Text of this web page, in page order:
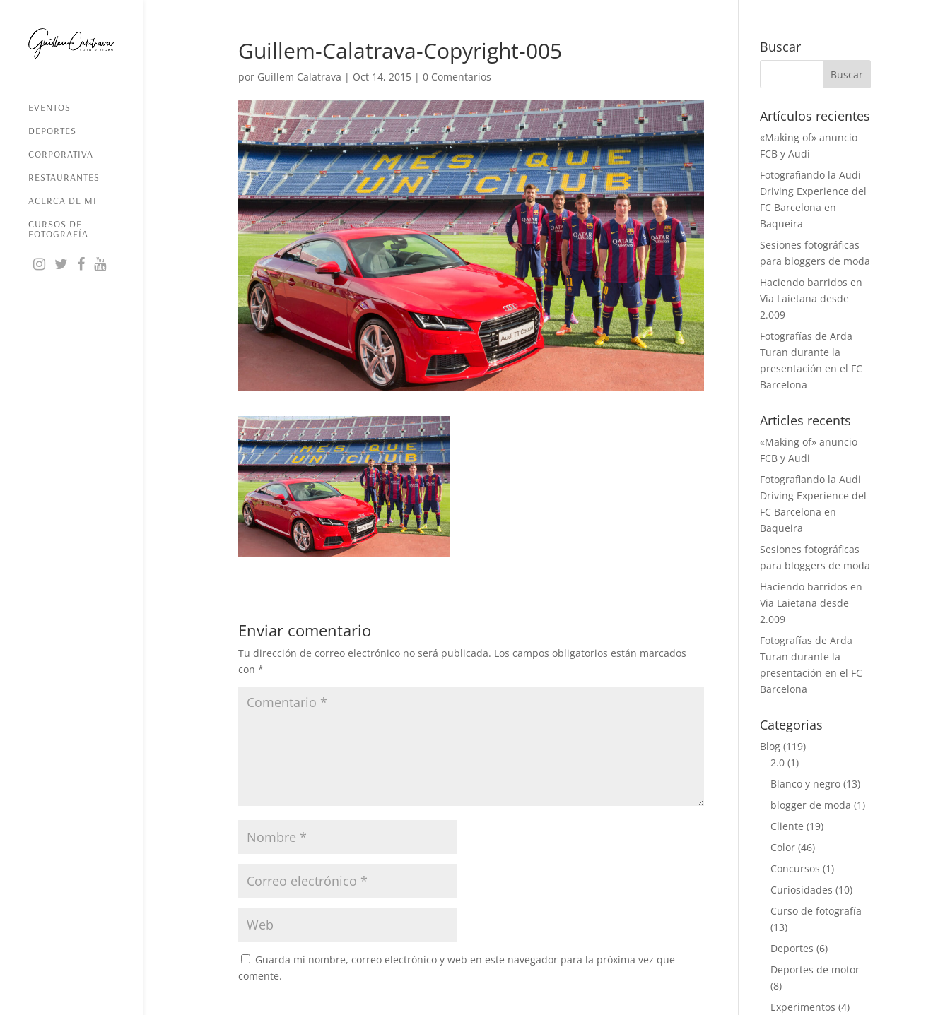
EVENTOS
DEPORTES
CORPORATIVA
RESTAURANTES
ACERCA DE MI
CURSOS DE
FOTOGRAFÍA
Guillem-Calatrava-Copyright-005
por Guillem Calatrava | Oct 14, 2015| 0 Comentarios
Enviar comentario
Tu dirección de correo electrónico no será publicada. Los campos obligatorios están marcados
con *
Guarda mi nombre, correo electrónico y web en este navegador para la próxima vez que
comente.
Buscar
Artículos recientes
«Making of» anuncio
FCB y Audi
Fotografiando la Audi
Driving Experience del
FC Barcelona en
Baqueira
Sesiones fotográficas
para bloggers de moda
Haciendo barridos en
Via Laietana desde
2.009
Fotografías de Arda
Turan durante la
presentación en el FC
Barcelona
Articles recents
«Making of» anuncio
FCB y Audi
Fotografiando la Audi
Driving Experience del
FC Barcelona en
Baqueira
Sesiones fotográficas
para bloggers de moda
Haciendo barridos en
Via Laietana desde
2.009
Fotografías de Arda
Turan durante la
presentación en el FC
Barcelona
Categorias
Blog (119)
2.0 (1)
Blanco y negro (13)
blogger de moda (1)
Cliente (19)
Color (46)
Concursos (1)
Curiosidades (10)
Curso de fotografía
(13)
Deportes (6)
Deportes de motor
(8)
Experimentos (4)